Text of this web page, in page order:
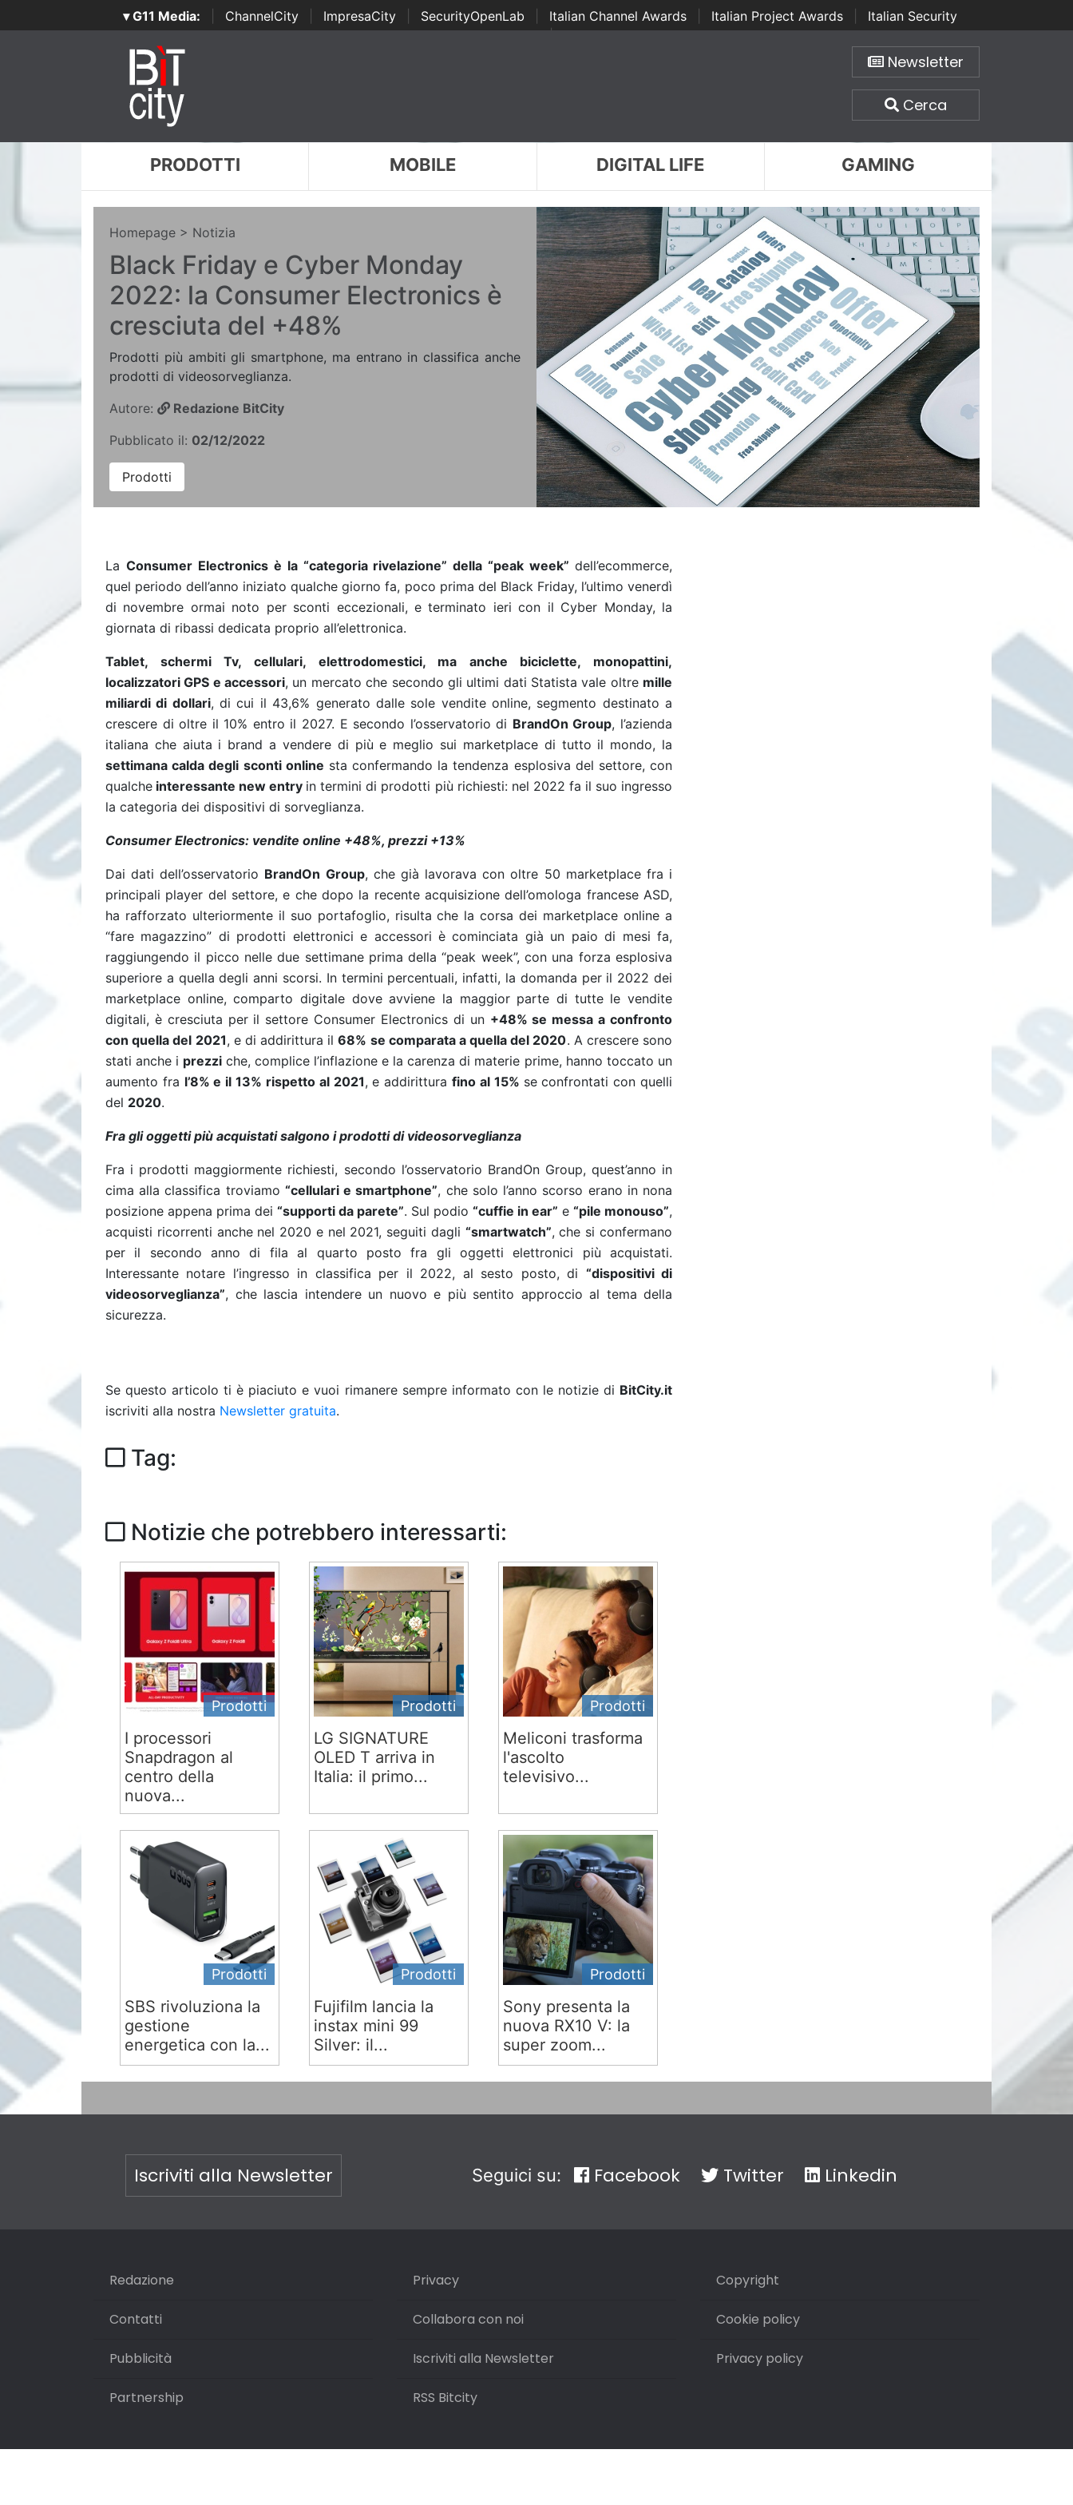
▾ G11 Media: ChannelCity ImpresaCity SecurityOpenLab Italian Channel Awards Italian Project Awards
Italian Security
Awards | ...
Newsletter
Cerca
PRODOTTI MOBILE DIGITAL LIFE GAMING
Homepage > Notizia
Black Friday e Cyber Monday
2022: la Consumer Electronics è
cresciuta del +48%
Prodotti più ambiti gli smartphone, ma entrano in classifica anche
prodotti di videosorveglianza.
Autore:
Redazione BitCity
Pubblicato il: 02/12/2022
Prodotti
La Consumer Electronics è la “categoria rivelazione” della “peak week” dell’ecommerce,
quel periodo dell’anno iniziato qualche giorno fa, poco prima del Black Friday, l’ultimo venerdì
di novembre ormai noto per sconti eccezionali, e terminato ieri con il Cyber Monday, la
giornata di ribassi dedicata proprio all’elettronica.
Tablet, schermi Tv, cellulari, elettrodomestici, ma anche biciclette, monopattini,
localizzatori GPS e accessori, un mercato che secondo gli ultimi dati Statista vale oltre mille
miliardi di dollari, di cui il 43,6% generato dalle sole vendite online, segmento destinato a
crescere di oltre il 10% entro il 2027. E secondo l’osservatorio di BrandOn Group, l’azienda
italiana che aiuta i brand a vendere di più e meglio sui marketplace di tutto il mondo, la
settimana calda degli sconti online sta confermando la tendenza esplosiva del settore, con
qualche interessante new entry in termini di prodotti più richiesti: nel 2022 fa il suo ingresso
la categoria dei dispositivi di sorveglianza.
Consumer Electronics: vendite online +48%, prezzi +13%
Dai dati dell’osservatorio BrandOn Group, che già lavorava con oltre 50 marketplace fra i
principali player del settore, e che dopo la recente acquisizione dell’omologa francese ASD,
ha rafforzato ulteriormente il suo portafoglio, risulta che la corsa dei marketplace online a
“fare magazzino” di prodotti elettronici e accessori è cominciata già un paio di mesi fa,
raggiungendo il picco nelle due settimane prima della “peak week”, con una forza esplosiva
superiore a quella degli anni scorsi. In termini percentuali, infatti, la domanda per il 2022 dei
marketplace online, comparto digitale dove avviene la maggior parte di tutte le vendite
digitali, è cresciuta per il settore Consumer Electronics di un +48% se messa a confronto
con quella del 2021, e di addirittura il 68% se comparata a quella del 2020. A crescere sono
stati anche i prezzi che, complice l’inflazione e la carenza di materie prime, hanno toccato un
aumento fra l’8% e il 13% rispetto al 2021, e addirittura fino al 15% se confrontati con quelli
del 2020.
Fra gli oggetti più acquistati salgono i prodotti di videosorveglianza
Fra i prodotti maggiormente richiesti, secondo l’osservatorio BrandOn Group, quest’anno in
cima alla classifica troviamo “cellulari e smartphone”, che solo l’anno scorso erano in nona
posizione appena prima dei “supporti da parete”. Sul podio “cuffie in ear” e “pile monouso”,
acquisti ricorrenti anche nel 2020 e nel 2021, seguiti dagli “smartwatch”, che si confermano
per il secondo anno di fila al quarto posto fra gli oggetti elettronici più acquistati.
Interessante notare l’ingresso in classifica per il 2022, al sesto posto, di “dispositivi di
videosorveglianza”, che lascia intendere un nuovo e più sentito approccio al tema della
sicurezza.
Se questo articolo ti è piaciuto e vuoi rimanere sempre informato con le notizie di BitCity.it
iscriviti alla nostra Newsletter gratuita.
Tag:
Notizie che potrebbero interessarti:
Prodotti
I processori
Snapdragon al
centro della
nuova...
Prodotti
LG SIGNATURE
OLED T arriva in
Italia: il primo...
Prodotti
Meliconi trasforma
l'ascolto
televisivo...
Prodotti
SBS rivoluziona la
gestione
energetica con la...
Prodotti
Fujifilm lancia la
instax mini 99
Silver: il...
Prodotti
Sony presenta la
nuova RX10 V: la
super zoom...
Iscriviti alla Newsletter Seguici su: Facebook Twitter Linkedin
Redazione
Contatti
Pubblicità
Partnership
Privacy
Collabora con noi
Iscriviti alla Newsletter
RSS Bitcity
Copyright
Cookie policy
Privacy policy